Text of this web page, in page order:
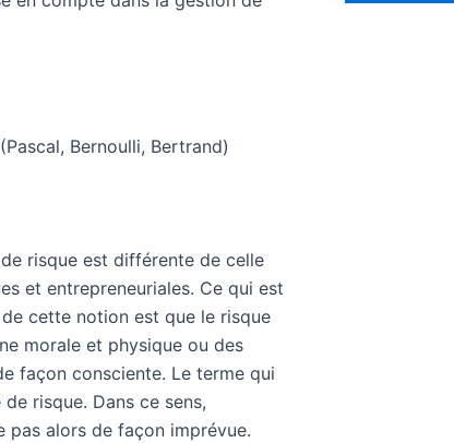
Bernoulli, Bertrand)
risque est différente de celle
et entrepreneuriales. Ce qui est
cette notion est que le risque
morale et physique ou des
façon consciente. Le terme qui
risque. Dans ce sens,
pas alors de façon imprévue.